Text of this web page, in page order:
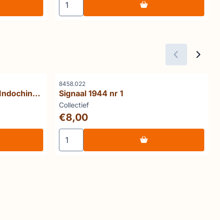
Vietnamiennes 33 Indochine 1971-1972
Référence
8458.022
Signaal 1944 nr 1
Marque :
Collectief
Prix: 8,00
€8,00
Choisir la quantité pour Signaal 1944 nr 1